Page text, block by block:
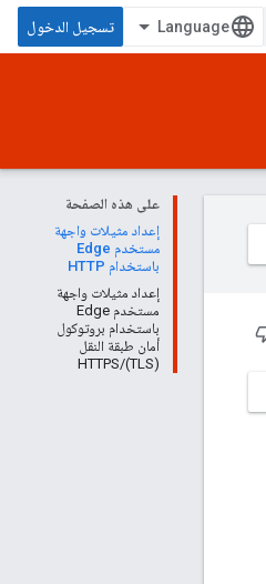
تسجيل الدخول
على هذه الصفحة
إعداد مثيلات واجهة
مستخدم Edge
باستخدام HTTP
إعداد مثيلات واجهة
مستخدم Edge
باستخدام بروتوكول
أمان طبقة النقل
(TLS)/HTTPS